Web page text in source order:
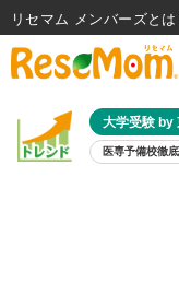
大学受験 by
医専予備校徹
リセマム メンバーズ